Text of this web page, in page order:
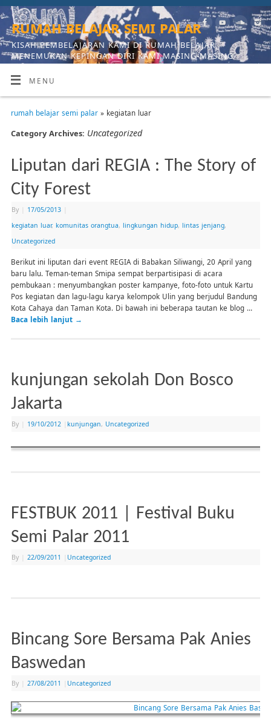
rumah belajar semi palar
KISAH PEMBELAJARAN KAMI DI RUMAH BELAJAR,
MENEMUKAN KEPINGAN DIRI KAMI MASING-MASING
MENU
rumah belajar semi palar» kegiatan luar
Category Archives: Uncategorized
Liputan dari REGIA : The Story of
City Forest
By 17/05/2013
kegiatan luar, komunitas orangtua, lingkungan hidup, lintas jenjang,
Uncategorized
Berikut ini liputan dari event REGIA di Babakan Siliwangi, 20 April yang
baru lalu. Teman-teman Smipa sempat berpartisipasi di acara
pembukaan : menyumbangkan poster kampanye, foto-foto untuk Kartu
Pos kegiatan dan lagu-lagu karya kelompok Ulin yang berjudul Bandung
Kota Cahaya dan Taman Kota. Di bawah ini beberapa tautan ke blog …
Baca lebih lanjut →
kunjungan sekolah Don Bosco
Jakarta
By 19/10/2012 kunjungan, Uncategorized
FESTBUK 2011 | Festival Buku
Semi Palar 2011
By 22/09/2011 Uncategorized
Bincang Sore Bersama Pak Anies
Baswedan
By 27/08/2011 Uncategorized